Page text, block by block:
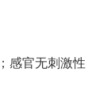
感官无刺激性